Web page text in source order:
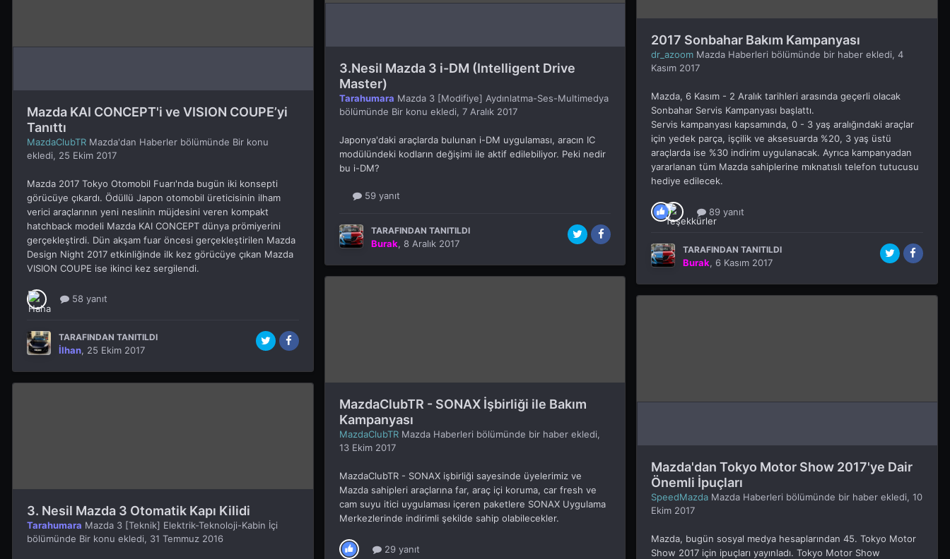
Mazda KAI CONCEPT'i ve VISION COUPE’yi
Tanıttı
MazdaClubTR Mazda'dan Haberler bölümünde Bir konu
ekledi, 25 Ekim 2017
Mazda 2017 Tokyo Otomobil Fuarı'nda bugün iki konsepti
görücüye çıkardı. Ödüllü Japon otomobil üreticisinin ilham
verici araçlarının yeni neslinin müjdesini veren kompakt
hatchback modeli Mazda KAI CONCEPT dünya prömiyerini
gerçekleştirdi. Dün akşam fuar öncesi gerçekleştirilen Mazda
Design Night 2017 etkinliğinde ilk kez görücüye çıkan Mazda
VISION COUPE ise ikinci kez sergilendi.
58 yanıt
TARAFINDAN TANITILDI
İlhan, 25 Ekim 2017
3. Nesil Mazda 3 Otomatik Kapı Kilidi
Tarahumara Mazda 3 [Teknik] Elektrik-Teknoloji-Kabin İçi
bölümünde Bir konu ekledi, 31 Temmuz 2016
3.Nesil Mazda 3 i-DM (Intelligent Drive
Master)
Tarahumara Mazda 3 [Modifiye] Aydınlatma-Ses-Multimedya
bölümünde Bir konu ekledi, 7 Aralık 2017
Japonya'daki araçlarda bulunan i-DM uygulaması, aracın IC
modülündeki kodların değişimi ile aktif edilebiliyor. Peki nedir
bu i-DM?
59 yanıt
TARAFINDAN TANITILDI
Burak, 8 Aralık 2017
MazdaClubTR - SONAX İşbirliği ile Bakım
Kampanyası
MazdaClubTR Mazda Haberleri bölümünde bir haber ekledi,
13 Ekim 2017
MazdaClubTR - SONAX işbirliği sayesinde üyelerimiz ve
Mazda sahipleri araçlarına far, araç içi koruma, car fresh ve
cam suyu itici uygulaması içeren paketlere SONAX Uygulama
Merkezlerinde indirimli şekilde sahip olabilecekler.
29 yanıt
2017 Sonbahar Bakım Kampanyası
dr_azoom Mazda Haberleri bölümünde bir haber ekledi,4
Kasım 2017
Mazda, 6 Kasım - 2 Aralık tarihleri arasında geçerli olacak
Sonbahar Servis Kampanyası başlattı.
Servis kampanyası kapsamında, 0 - 3 yaş aralığındaki araçlar
için yedek parça, işçilik ve aksesuarda %20, 3 yaş üstü
araçlarda ise %30 indirim uygulanacak. Ayrıca kampanyadan
yararlanan tüm Mazda sahiplerine mıknatıslı telefon tutucusu
hediye edilecek.
89 yanıt
TARAFINDAN TANITILDI
Burak, 6 Kasım 2017
Mazda'dan Tokyo Motor Show 2017'ye Dair
Önemli İpuçları
SpeedMazda Mazda Haberleri bölümünde bir haber ekledi,10
Ekim 2017
Mazda, bugün sosyal medya hesaplarından 45. Tokyo Motor
Show 2017 için ipuçları yayınladı. Tokyo Motor Show